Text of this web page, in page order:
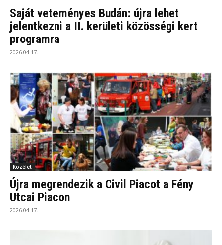
Saját veteményes Budán: újra lehet
jelentkezni a II. kerületi közösségi kert
programra
2026.04.17.
Közélet
Újra megrendezik a Civil Piacot a Fény
Utcai Piacon
2026.04.17.